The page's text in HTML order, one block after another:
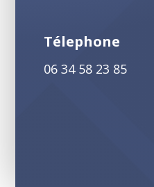
Télephone
06 34 58 23 85